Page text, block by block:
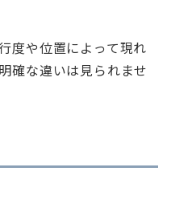
度や位置によって現れ
確な違いは見られませ